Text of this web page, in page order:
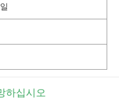
하십시오